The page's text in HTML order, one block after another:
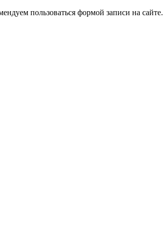
пользоваться формой записи на сайте.